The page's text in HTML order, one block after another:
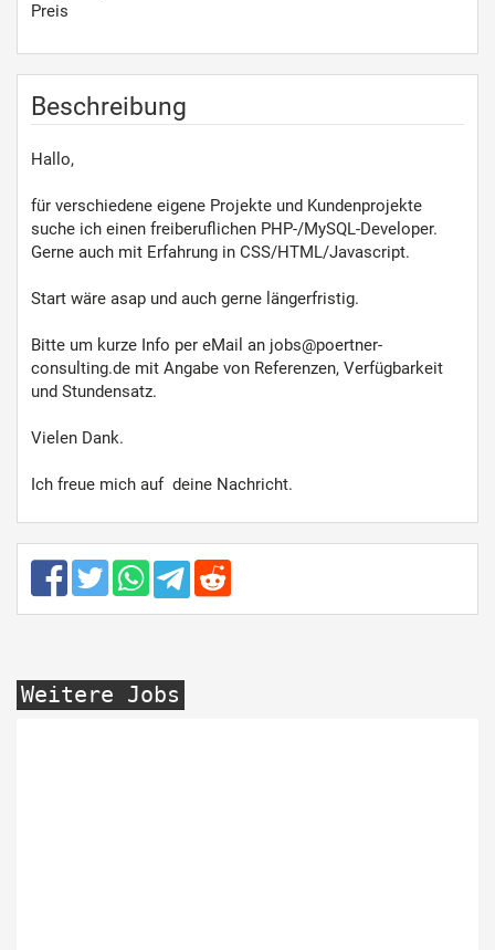
Preis
Beschreibung
Hallo,
für verschiedene eigene Projekte und Kundenprojekte
suche ich einen freiberuflichen PHP-/MySQL-Developer.
Gerne auch mit Erfahrung in CSS/HTML/Javascript.
Start wäre asap und auch gerne längerfristig.
Bitte um kurze Info per eMail an jobs@poertner-
consulting.de mit Angabe von Referenzen, Verfügbarkeit
und Stundensatz.
Vielen Dank.
Ich freue mich auf deine Nachricht.
Weitere Jobs